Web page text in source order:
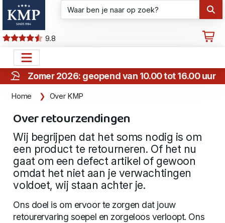
9.8
Zomer 2026: geopend van 10.00 tot 16.00 uur
Home Over KMP
Over retourzendingen
Wij begrijpen dat het soms nodig is om
een product te retourneren. Of het nu
gaat om een defect artikel of gewoon
omdat het niet aan je verwachtingen
voldoet, wij staan achter je.
Ons doel is om ervoor te zorgen dat jouw
retourervaring soepel en zorgeloos verloopt. Ons